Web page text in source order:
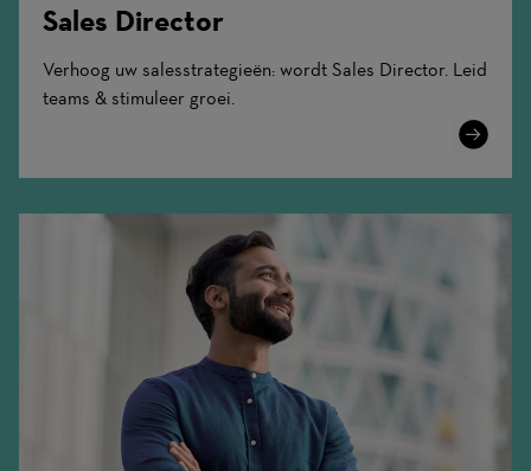
Sales Director
Verhoog uw salesstrategieën: wordt Sales Director. Leid
teams & stimuleer groei.
Learn